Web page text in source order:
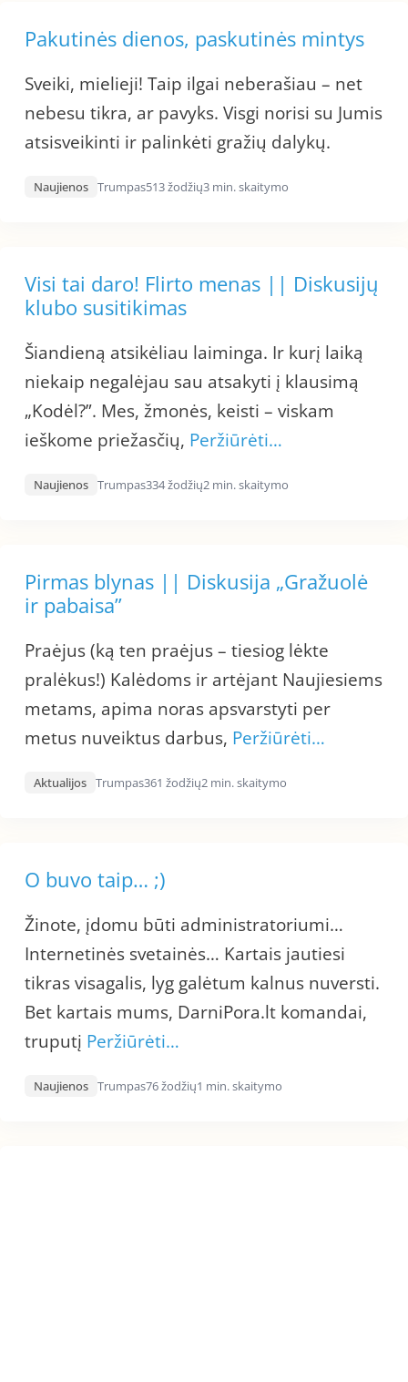
Pakutinės dienos, paskutinės mintys
Sveiki, mielieji! Taip ilgai neberašiau – net
nebesu tikra, ar pavyks. Visgi norisi su Jumis
atsisveikinti ir palinkėti gražių dalykų.
Naujienos Trumpas513 žodžių3 min. skaitymo
Visi tai daro! Flirto menas || Diskusijų
klubo susitikimas
Šiandieną atsikėliau laiminga. Ir kurį laiką
niekaip negalėjau sau atsakyti į klausimą
„Kodėl?”. Mes, žmonės, keisti – viskam
ieškome priežasčių, Peržiūrėti…
Naujienos Trumpas334 žodžių2 min. skaitymo
Pirmas blynas || Diskusija „Gražuolė
ir pabaisa”
Praėjus (ką ten praėjus – tiesiog lėkte
pralėkus!) Kalėdoms ir artėjant Naujiesiems
metams, apima noras apsvarstyti per
metus nuveiktus darbus, Peržiūrėti…
Aktualijos Trumpas361 žodžių2 min. skaitymo
O buvo taip… ;)
Žinote, įdomu būti administratoriumi…
Internetinės svetainės… Kartais jautiesi
tikras visagalis, lyg galėtum kalnus nuversti.
Bet kartais mums, DarniPora.lt komandai,
truputį Peržiūrėti…
Naujienos Trumpas76 žodžių1 min. skaitymo